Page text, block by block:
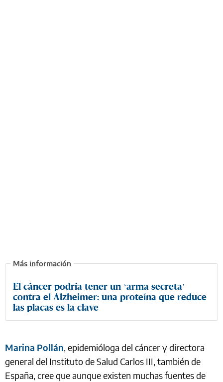
El cáncer podría tener un ‘arma secreta’
contra el Alzheimer: una proteína que reduce
las placas es la clave
Marina Pollán, epidemióloga del cáncer y directora
general del Instituto de Salud Carlos III, también de
España, cree que aunque existen muchas fuentes de